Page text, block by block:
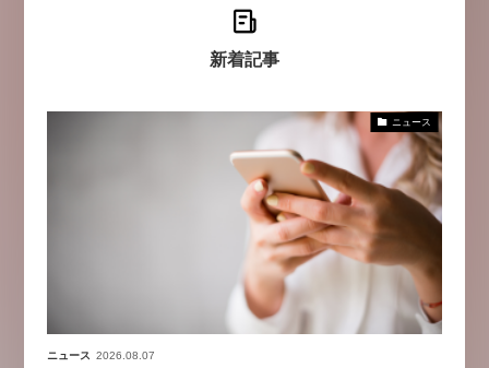
新着記事
ニュース
ニュース 2026.08.07